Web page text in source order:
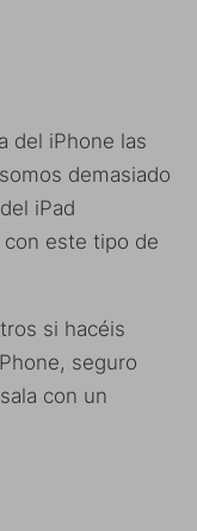
del iPhone las
demasiado
iPad
con este tipo de
si hacéis
seguro
con un